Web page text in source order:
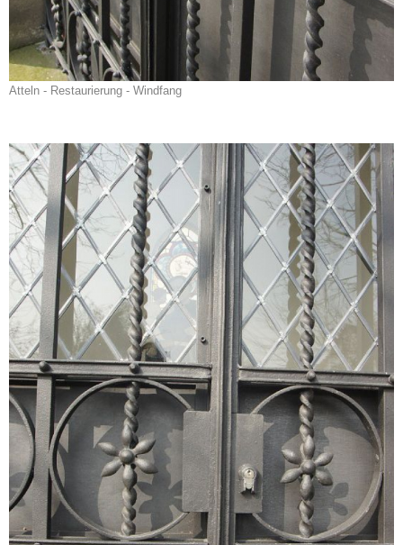
Atteln - Restaurierung - Windfang